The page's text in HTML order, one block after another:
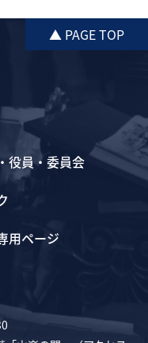
▲ PAGE TOP
役員・委員会
用ページ